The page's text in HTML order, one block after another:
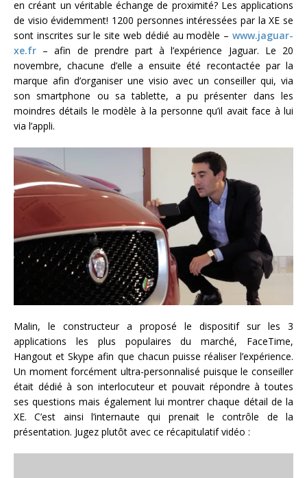
en créant un véritable échange de proximité? Les applications
de visio évidemment! 1200 personnes intéressées par la XE se
sont inscrites sur le site web dédié au modèle – www.jaguar-
xe.fr – afin de prendre part à l’expérience Jaguar. Le 20
novembre, chacune d’elle a ensuite été recontactée par la
marque afin d’organiser une visio avec un conseiller qui, via
son smartphone ou sa tablette, a pu présenter dans les
moindres détails le modèle à la personne qu’il avait face à lui
via l’appli.
Malin, le constructeur a proposé le dispositif sur les 3
applications les plus populaires du marché, FaceTime,
Hangout et Skype afin que chacun puisse réaliser l’expérience.
Un moment forcément ultra-personnalisé puisque le conseiller
était dédié à son interlocuteur et pouvait répondre à toutes
ses questions mais également lui montrer chaque détail de la
XE. C’est ainsi l’internaute qui prenait le contrôle de la
présentation. Jugez plutôt avec ce récapitulatif vidéo :